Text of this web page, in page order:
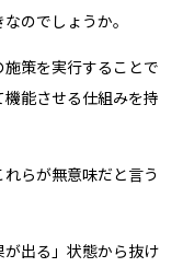
のでしょうか。
策を実行することで
能させる仕組みを持
らが無意味だと言う
出る」状態から抜け